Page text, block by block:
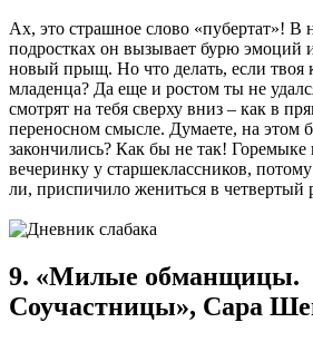
Ах, это страшное слово «пубертат»! В
подростках он вызывает бурю эмоций
новый прыщ. Но что делать, если твоя
младенца? Да еще и ростом ты не
смотрят на тебя сверху вниз – как в
переносном смысле. Думаете, на этом
закончились? Как бы не так! Горемыке
вечеринку у старшеклассников,
ли, приспичило жениться в четвертый
9. «Милые обманщицы.
Соучастницы», Сара